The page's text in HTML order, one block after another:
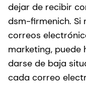
dejar de recibir
dsm-firmenich. Si
correos
marketing, puede
darse de baja
cada correo